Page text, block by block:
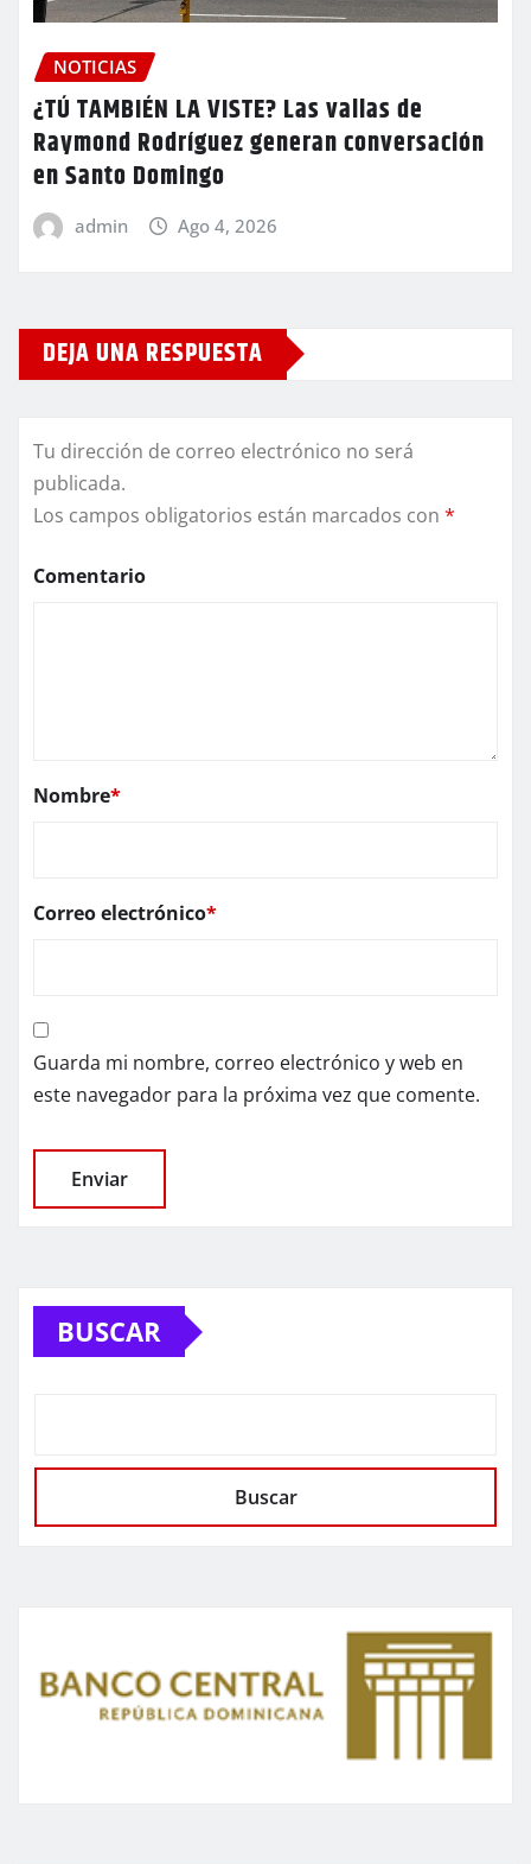
NOTICIAS
¿TÚ TAMBIÉN LA VISTE? Las vallas de
Raymond Rodríguez generan conversación
en Santo Domingo
admin Ago 4, 2026
DEJA UNA RESPUESTA
Tu dirección de correo electrónico no será
publicada.
Los campos obligatorios están marcados con *
Comentario
Nombre*
Correo electrónico*
Guarda mi nombre, correo electrónico y web en
este navegador para la próxima vez que comente.
BUSCAR
Buscar